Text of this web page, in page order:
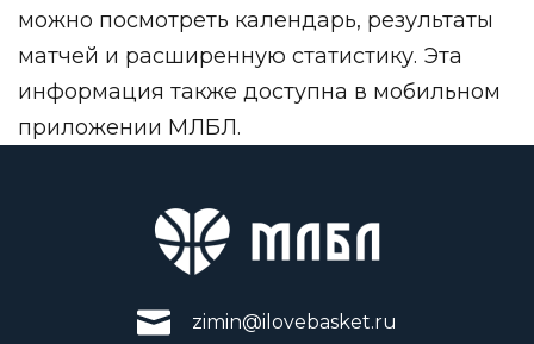
можно посмотреть календарь, результаты
матчей и расширенную статистику. Эта
информация также доступна в мобильном
приложении МЛБЛ.
zimin@ilovebasket.ru